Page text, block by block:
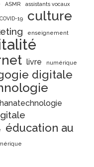
ASMR assistants vocaux
COVID-19
culture
enseignement
livre numérique
digitale
éducation au